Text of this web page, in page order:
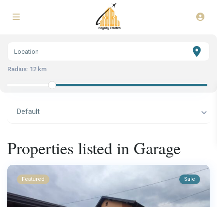
Radius: 12 km
Default
Properties listed in Garage
Featured Sale